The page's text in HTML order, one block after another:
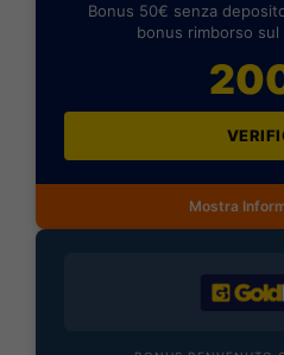
Bonus 50€ senza
bonus rimborso
Mostra